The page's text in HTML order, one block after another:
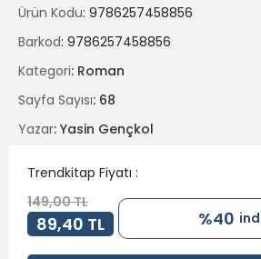
bağlı kaldığını anıları ile aktarıyor ve
bağlanıyor. Hayatın sevdiklerimizle ve
olduğunu anlatıyor.
Ürün Kodu: 9786257458856
Barkod: 9786257458856
Kategori: Roman
Sayfa Sayısı: 68
Yazar: Yasin Gençkol
Trendkitap Fiyatı :
149,00 TL
89,40 TL %40